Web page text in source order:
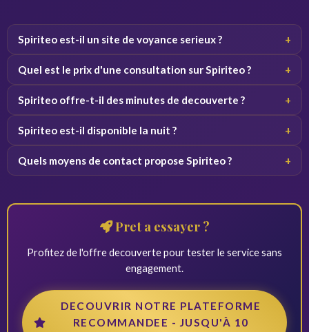
Spiriteo est-il un site de voyance serieux ?
+
de recrutement exigeant.
Quel est le prix d'une consultation sur Spiriteo ?
+
praticien.
Spiriteo offre-t-il des minutes de decouverte ?
+
utilisateurs.
Spiriteo est-il disponible la nuit ?
+
concurrents.
Quels moyens de contact propose Spiriteo ?
+
Pret a essayer ?
Profitez de l'offre decouverte pour tester le service sans
engagement.
DECOUVRIR NOTRE PLATEFORME
RECOMMANDEE - JUSQU'À 10